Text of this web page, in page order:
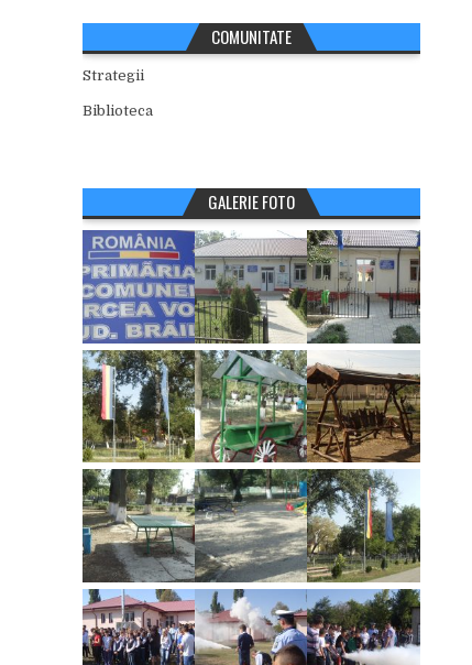
COMUNITATE
Strategii
Biblioteca
GALERIE FOTO